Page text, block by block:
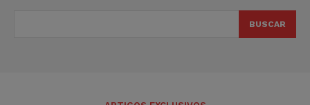
BUSCAR